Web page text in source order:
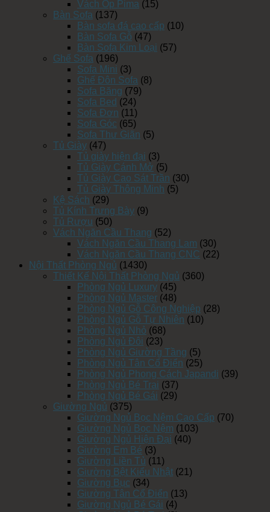
Vách Ốp Pima (15)
Bàn Sofa (137)
Bàn sofa đá cao cấp (10)
Bàn Sofa Gỗ (47)
Bàn Sofa Kim Loại (57)
Ghế Sofa (196)
Sofa Mini (3)
Ghế Đôn Sofa (8)
Sofa Băng (79)
Sofa Bed (24)
Sofa Đơn (11)
Sofa Góc (65)
Sofa Thư Giãn (5)
Tủ Giày (47)
Tủ giày hiện đại (3)
Tủ Giày Cánh Mở (5)
Tủ Giày Cao Sát Trần (30)
Tủ Giày Thông Minh (5)
Kệ Sách (29)
Tủ Kính Trưng Bày (9)
Tủ Rượu (50)
Vách Ngăn Cầu Thang (52)
Vách Ngăn Cầu Thang Lam (30)
Vách Ngăn Cầu Thang CNC (22)
Nội Thất Phòng Ngủ (1430)
Thiết Kế Nội Thất Phòng Ngủ (360)
Phòng Ngủ Luxury (45)
Phòng Ngủ Master (48)
Phòng Ngủ Gỗ Công Nghiệp (28)
Phòng Ngủ Gỗ Tự Nhiên (10)
Phòng Ngủ Nhỏ (68)
Phòng Ngủ Đôi (23)
Phòng Ngủ Giường Tầng (5)
Phòng Ngủ Tân Cổ Điển (25)
Phòng Ngủ Phong Cách Japandi (39)
Phòng Ngủ Bé Trai (37)
Phòng Ngủ Bé Gái (29)
Giường Ngủ (375)
Giường Ngủ Bọc Nệm Cao Cấp (70)
Giường Ngủ Bọc Nệm (103)
Giường Ngủ Hiện Đại (40)
Giường Em Bé (3)
Giường Liền Tủ (11)
Giường Bệt Kiểu Nhật (21)
Giường Bục (34)
Giường Tân Cổ Điển (13)
Giường Ngủ Bé Gái (4)